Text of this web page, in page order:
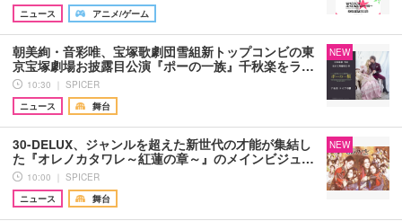
ニュース
アニメ/ゲーム
朝美絢・音彩唯、宝塚歌劇団雪組新トップコンビの東
京宝塚劇場お披露目公演『ポーの一族』千秋楽をラ…
10:30 ｜ SPICER
ニュース
舞台
NEW
30-DELUX、ジャンルを超えた新世代の才能が集結し
た『オレノカタワレ～紅蓮の章～』のメインビジュ…
10:00 ｜ SPICER
ニュース
舞台
NEW